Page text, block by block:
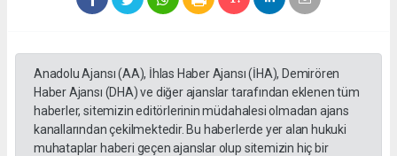
Anadolu Ajansı (AA), İhlas Haber Ajansı (İHA), Demirören
Haber Ajansı (DHA) ve diğer ajanslar tarafından eklenen tüm
haberler, sitemizin editörlerinin müdahalesi olmadan ajans
kanallarından çekilmektedir. Bu haberlerde yer alan hukuki
muhataplar haberi geçen ajanslar olup sitemizin hiç bir